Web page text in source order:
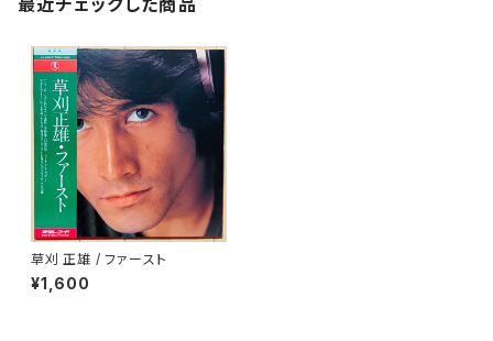
最近チェックした商品
草刈 正雄 / ファースト
¥1,600